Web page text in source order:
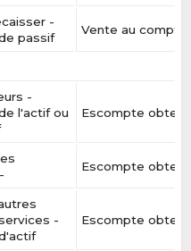
-
passif
Vente au
-
l'actif ou
Escompte
Escompte
-
Escompte